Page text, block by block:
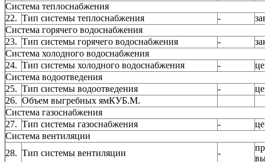
Система теплоснабжения
22. Тип системы теплоснабжения -
Система горячего водоснабжения
23. Тип системы горячего водоснабжения -
Система холодного водоснабжения
24. Тип системы холодного водоснабжения -
Система водоотведения
25. Тип системы водоотведения -
26. Объем выгребных ямКУБ.М.
Система газоснабжения
27. Тип системы газоснабжения -
Система вентиляции
28. Тип системы вентиляции -